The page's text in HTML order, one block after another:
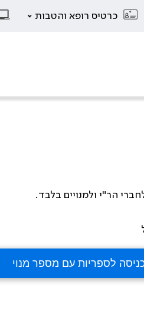
כרטיס רופא והטבות
הר"י ולמנויים בלבד.